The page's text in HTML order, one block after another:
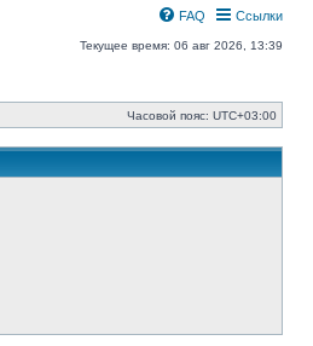
Ссылки
FAQ
Текущее время: 06 авг 2026, 13:39
Часовой пояс: UTC+03:00